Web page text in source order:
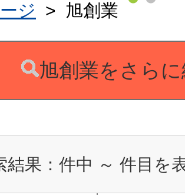
ジ > 旭創業
旭創業をさら
結果： 件中 ～ 件目を